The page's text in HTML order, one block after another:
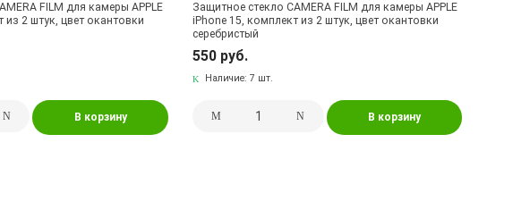
FILM для камеры APPLE
из 2 штук, цвет окантовки
В корзину
Защитное стекло CAMERA FILM для камеры APPLE
iPhone 15, комплект из 2 штук, цвет окантовки
серебристый
550 руб.
Наличие: 7 шт.
В корзину